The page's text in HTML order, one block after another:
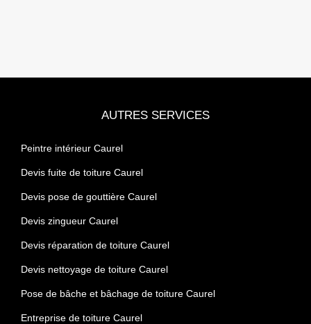
AUTRES SERVICES
Peintre intérieur Caurel
Devis fuite de toiture Caurel
Devis pose de gouttière Caurel
Devis zingueur Caurel
Devis réparation de toiture Caurel
Devis nettoyage de toiture Caurel
Pose de bâche et bâchage de toiture Caurel
Entreprise de toiture Caurel